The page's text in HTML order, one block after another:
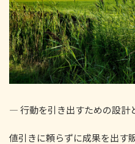
― 行動を引き出すための設計
値引きに頼らずに成果を出す